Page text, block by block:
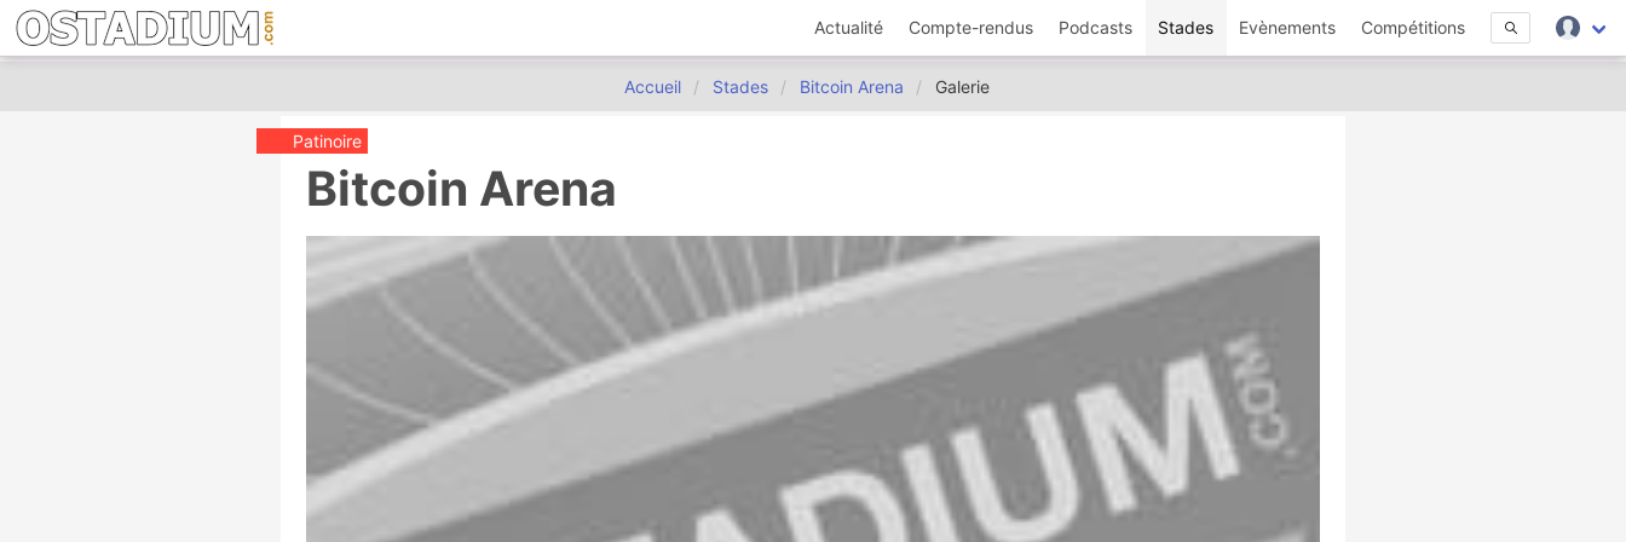
Actualité Compte-rendus Podcasts Stades Evènements Compétitions
Accueil Stades Bitcoin Arena Galerie
Patinoire
Bitcoin Arena